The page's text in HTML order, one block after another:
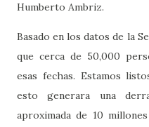
Humberto Ambriz.
Basado en los datos de la
que cerca de 50,000
esas fechas. Estamos
esto generara una
aproximada de 10